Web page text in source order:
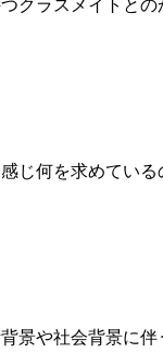
クラスメイトとの
じ何を求めている
景や社会背景に伴